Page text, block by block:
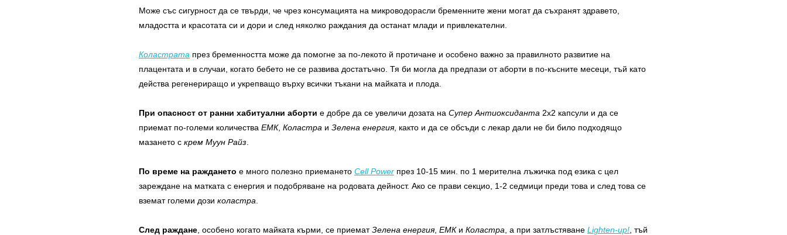
Може със сигурност да се твърди, че чрез консумацията на микроводорасли бременните жени могат да съхранят здравето,
младостта и красотата си и дори и след няколко раждания да останат млади и привлекателни.
Коластрата през бременността може да помогне за по-лекото й протичане и особено важно за правилното развитие на
плацентата и в случаи, когато бебето не се развива достатъчно. Тя би могла да предпази от аборти в по-късните месеци, тъй като
действа регенериращо и укрепващо върху всички тъкани на майката и плода.
При опасност от ранни хабитуални аборти е добре да се увеличи дозата на Супер Антиоксиданта 2х2 капсули и да се
приемат по-големи количества ЕМК, Коластра и Зелена енергия, както и да се обсъди с лекар дали не би било подходящо
мазането с крем Муун Райз
По време на раждането е много полезно приемането Cell Power през 10-15 мин. по 1 мерителна лъжичка под езика с цел
зареждане на матката с енергия и подобряване на родовата дейност. Ако се прави секцио, 1-2 седмици преди това и след това се
вземат големи дози коластра
След раждане , особено когато майката кърми, се приематЗелена енергия, ЕМКи Коластра , а при затлъстяване Lighten-up! , тъй